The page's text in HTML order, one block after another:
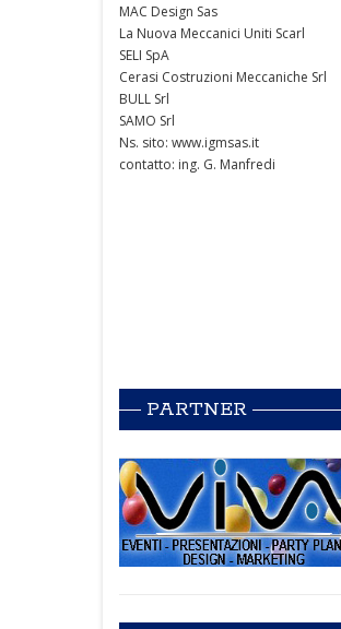
MAC Design Sas
La Nuova Meccanici Uniti Scarl
SELI SpA
Cerasi Costruzioni Meccaniche Srl
BULL Srl
SAMO Srl
Ns. sito: www.igmsas.it
contatto: ing. G. Manfredi
PARTNER